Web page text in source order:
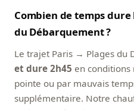
Combien de temps
du Débarquement ?
Le trajet Paris → Plages du
et dure 2h45 en conditions
pointe ou par mauvais
supplémentaire. Notre